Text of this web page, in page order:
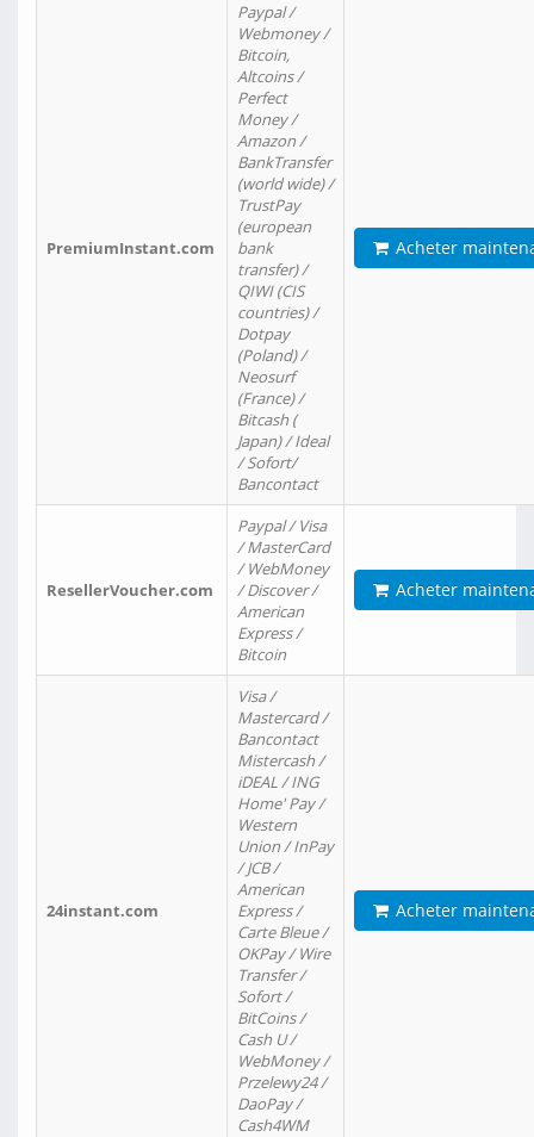
PremiumInstant.com
Paypal /
Webmoney /
Bitcoin,
Altcoins /
Perfect
Money /
Amazon /
BankTransfer
(world wide) /
TrustPay
(european
bank
transfer) /
QIWI (CIS
countries) /
Dotpay
(Poland) /
Neosurf
(France) /
Bitcash (
Japan) / Ideal
/ Sofort/
Bancontact
Acheter
ResellerVoucher.com
Paypal / Visa
/ MasterCard
/ WebMoney
/ Discover /
American
Express /
Bitcoin
Acheter
24instant.com
Visa /
Mastercard /
Bancontact
Mistercash /
iDEAL / ING
Home' Pay /
Western
Union / InPay
/ JCB /
American
Express /
Carte Bleue /
OKPay / Wire
Transfer /
Sofort /
BitCoins /
Cash U /
WebMoney /
Przelewy24 /
DaoPay /
Cash4WM
Acheter